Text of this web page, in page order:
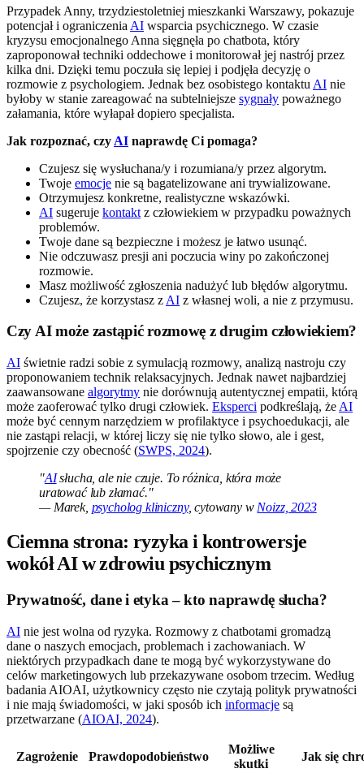
Przypadek Anny, trzydziestoletniej mieszkanki Warszawy, pokazuje
potencjał i ograniczenia AI wsparcia psychicznego. W czasie
kryzysu emocjonalnego Anna sięgnęła po chatbota, który
zaproponował techniki oddechowe i monitorował jej nastrój przez
kilka dni. Dzięki temu poczuła się lepiej i podjęła decyzję o
rozmowie z psychologiem. Jednak bez osobistego kontaktu AI nie
byłoby w stanie zareagować na subtelniejsze sygnały poważnego
załamania, które wyłapał dopiero specjalista.
Jak rozpoznać, czy AI naprawdę Ci pomaga?
Czujesz się wysłuchana/y i rozumiana/y przez algorytm.
Twoje emocje nie są bagatelizowane ani trywializowane.
Otrzymujesz konkretne, realistyczne wskazówki.
AI sugeruje kontakt z człowiekiem w przypadku poważnych
problemów.
Twoje dane są bezpieczne i możesz je łatwo usunąć.
Nie odczuwasz presji ani poczucia winy po zakończonej
rozmowie.
Masz możliwość zgłoszenia nadużyć lub błędów algorytmu.
Czujesz, że korzystasz z AI z własnej woli, a nie z przymusu.
Czy AI może zastąpić rozmowę z drugim człowiekiem?
AI świetnie radzi sobie z symulacją rozmowy, analizą nastroju czy
proponowaniem technik relaksacyjnych. Jednak nawet najbardziej
zaawansowane algorytmy nie dorównują autentycznej empatii, którą
może zaoferować tylko drugi człowiek. Eksperci podkreślają, że AI
może być cennym narzędziem w profilaktyce i psychoedukacji, ale
nie zastąpi relacji, w której liczy się nie tylko słowo, ale i gest,
spojrzenie czy obecność (SWPS, 2024).
"AIsłucha, ale nie czuje. To różnica, która może
uratować lub złamać."
— Marek, psycholog kliniczny, cytowany w Noizz, 2023
Ciemna strona: ryzyka i kontrowersje
wokół AI w zdrowiu psychicznym
Prywatność, dane i etyka – kto naprawdę słucha?
AI nie jest wolna od ryzyka. Rozmowy z chatbotami gromadzą
dane o naszych emocjach, problemach i zachowaniach. W
niektórych przypadkach dane te mogą być wykorzystywane do
celów marketingowych lub przekazywane osobom trzecim. Według
badania AIOAI, użytkownicy często nie czytają polityk prywatności
i nie mają świadomości, w jaki sposób ich informacje są
przetwarzane (AIOAI, 2024).
Zagrożenie Prawdopodobieństwo
Możliwe
skutki
Jak się